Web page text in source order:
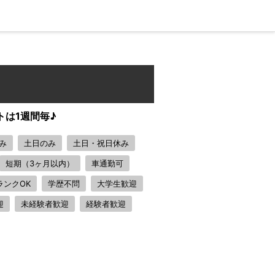
は1週間毎♪
土日のみ 土日・祝日休み
短期（3ヶ月以内） 車通勤可
ンクOK 学歴不問 大学生歓迎
未経験者歓迎 経験者歓迎